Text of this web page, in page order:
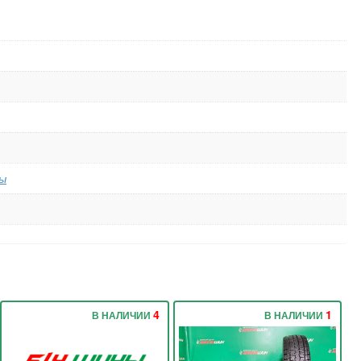
В НАЛИЧИИ 4 В НАЛИЧИИ 1